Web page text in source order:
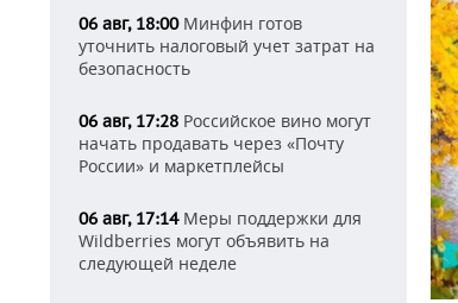
06 авг, 18:00Минфин готов
уточнить налоговый учет затрат на
безопасность
06 авг, 17:28 Российское вино могут
начать продавать через «Почту
России» и маркетплейсы
06 авг, 17:14Меры поддержки для
Wildberries могут объявить на
следующей неделе